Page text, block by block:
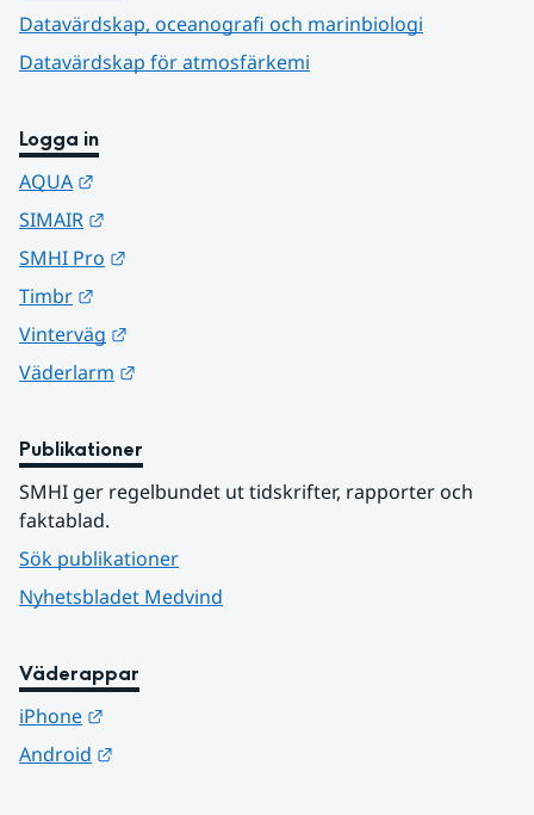
Datavärdskap, oceanografi och marinbiologi
Datavärdskap för atmosfärkemi
Logga in
AQUA
SIMAIR
SMHI Pro
Timbr
Vinterväg
Väderlarm
Publikationer
SMHI ger regelbundet ut tidskrifter, rapporter och
faktablad.
Sök publikationer
Nyhetsbladet Medvind
Väderappar
iPhone
Android